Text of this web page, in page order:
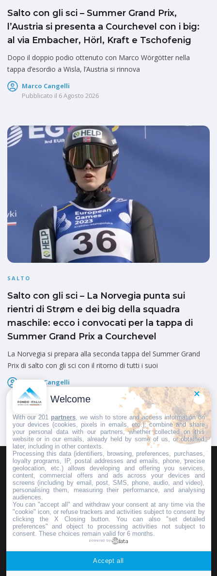
Salto con gli sci – Summer Grand Prix,
l’Austria si presenta a Courchevel con i big:
al via Embacher, Hörl, Kraft e Tschofenig
Dopo il doppio podio ottenuto con Marco Wörgötter nella
tappa d’esordio a Wisla, l’Austria si rinnova
Marco Cangelli
Pubblicato il 6 Agosto 2026
SALTO
Salto con gli sci – La Norvegia punta sui
rientri di Strøm e dei big della squadra
maschile: ecco i convocati per la tappa di
Summer Grand Prix a Courchevel
La Norvegia si prepara alla seconda tappa del Summer Grand
Prix di salto con gli sci con il ritorno di tutti i suoi
Marco Cangelli
Pubblicato il
HOMEPAGEREDAZIONEINVIA UN COMUNICATO STAMPA
PUBBLICITÀSCRIVI AL DIRETTORE
Copyright © 2016 - 2025 ASD Fondo Italia - Partita Iva: IT 03855110049
Welcome
With our 201 partners , we wish to store and access information on
your devices (cookies, pixels in emails, etc.), combine and share
your personal data with our partners, whether collected on this
website or in our emails, already held by some of us, or obtained
later, including in other contexts.
Processing this data (identifiers, browsing, preferences, purchases,
loyalty programs, IP, postal addresses and emails, phone, precise
geolocation, etc.) allows developing and offering you services,
content, commercial offers and ads across your devices and
screens (including by email, post, SMS, phone, audio, and video),
personalising them, measuring their performance, and analysing
audiences.
You can "accept all" and withdraw your consent at any time via the
"cookie" icon, or refuse trackers and activities subject to consent by
clicking the X Closing button. You can also "set detailed
preferences" and object to processing activities not subject to
consent. These choices remain valid for 6 months.
powered by
Accept all